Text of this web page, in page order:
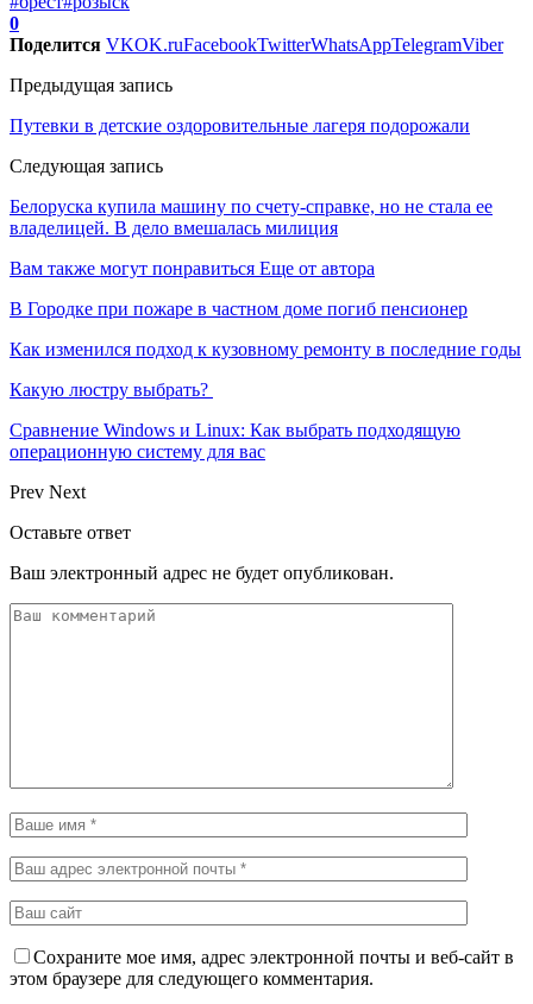
0
Поделится VKOK.ruFacebookTwitterWhatsAppTelegramViber
Предыдущая запись
Путевки в детские оздоровительные лагеря подорожали
Следующая запись
Белоруска купила машину по счету-справке, но не стала ее
владелицей. В дело вмешалась милиция
Вам также могут понравиться Еще от автора
В Городке при пожаре в частном доме погиб пенсионер
Как изменился подход к кузовному ремонту в последние годы
Какую люстру выбрать?
Сравнение Windows и Linux: Как выбрать подходящую
операционную систему для вас
Prev Next
Оставьте ответ
Ваш электронный адрес не будет опубликован.
Сохраните мое имя, адрес электронной почты и веб-сайт в
этом браузере для следующего комментария.